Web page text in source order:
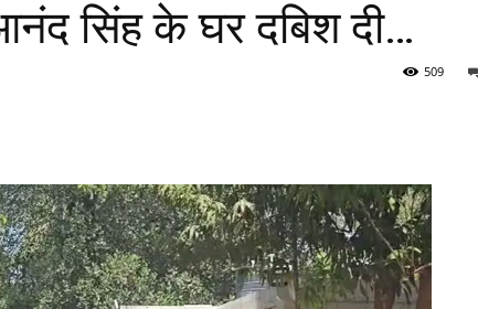
सिंह के घर दबिश दी…
509